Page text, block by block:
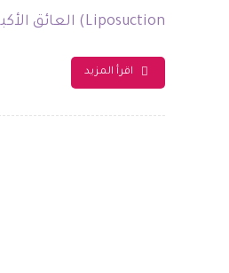
Liposuction) العائق الأكبر أمام تحقيق ...
اقرأ المزيد